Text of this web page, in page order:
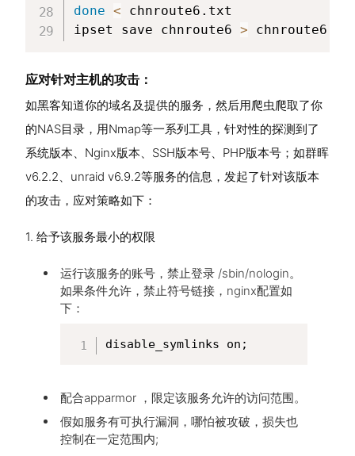
done < chnroute6.txt
ipset save chnroute6 >
应对针对主机的攻击：
如黑客知道你的域名及提供的服务，然后用爬虫爬取了你
的NAS目录，用Nmap等一系列工具，针对性的探测到了
系统版本、Nginx版本、SSH版本号、PHP版本号；如群晖
v6.2.2、unraid v6.9.2等服务的信息，发起了针对该版本
的攻击，应对策略如下：
1. 给予该服务最小的权限
运行该服务的账号，禁止登录 /sbin/nologin。
如果条件允许，禁止符号链接，nginx配置如
下：
disable_symlinks on;
配合apparmor ，限定该服务允许的访问范围。
假如服务有可执行漏洞，哪怕被攻破，损失也
控制在一定范围内;